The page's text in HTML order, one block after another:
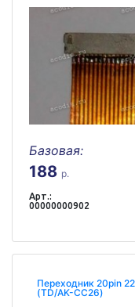
Базовая:
188 р.
Арт.:
00000000902
Переходник 20pin
(TD/AK-CC26)